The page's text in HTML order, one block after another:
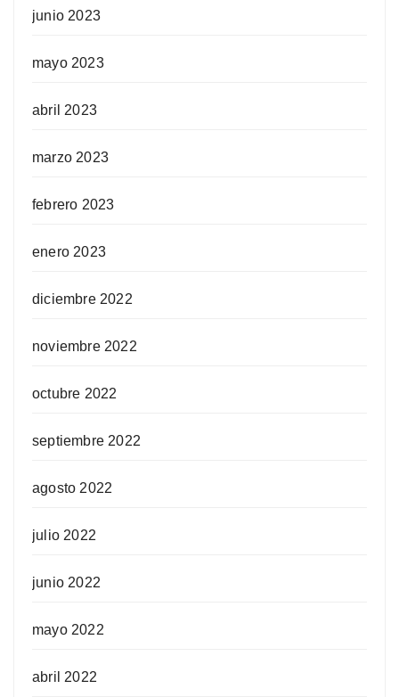
junio 2023
mayo 2023
abril 2023
marzo 2023
febrero 2023
enero 2023
diciembre 2022
noviembre 2022
octubre 2022
septiembre 2022
agosto 2022
julio 2022
junio 2022
mayo 2022
abril 2022